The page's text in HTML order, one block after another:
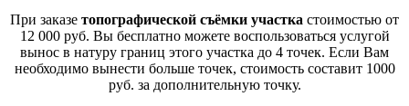
При заказе топографической съёмки участка стоимостью от
12 000 руб. Вы бесплатно можете воспользоваться услугой
вынос в натуру границ этого участка до 4 точек. Если Вам
необходимо вынести больше точек, стоимость составит 1000
руб. за дополнительную точку.